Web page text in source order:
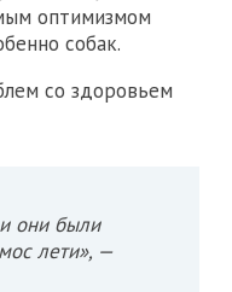
оптимизмом
собак.
со здоровьем
они были
лети», —